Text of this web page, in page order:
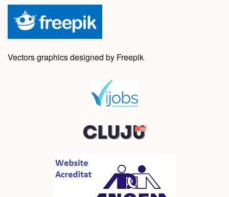
Vectors graphics designed by Freepik